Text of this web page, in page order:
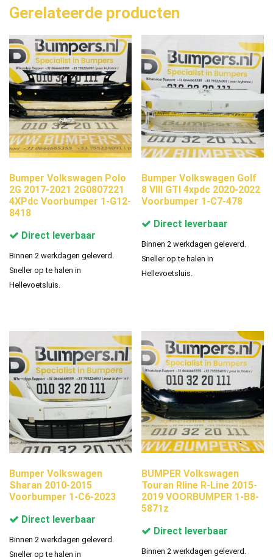
Gerelateerde producten
Bumper Volkswagen Polo
2G 2017-2021 2G0807221
4XPdc Voorbumper 1-G12-
8418
Direct leverbaar
Binnen 2 werkdagen geleverd.
Sneller op te halen in
Hellevoetsluis.
Bumper Volkswagen Golf
8 VIII GTI 4xpdc 2020-2022
Voorbumper 1-C7-478
Direct leverbaar
Binnen 2 werkdagen geleverd.
Sneller op te halen in
Hellevoetsluis.
Bumper Volkswagen
Sharan 2010-2015
Voorbumper 1-C6-2023
Direct leverbaar
Binnen 2 werkdagen geleverd.
Sneller op te halen in
BUMPER Volkswagen
Touran Rline R-Line 2015-
2019 VOORBUMPER 1-B8-
5871z
Direct leverbaar
Binnen 2 werkdagen geleverd.